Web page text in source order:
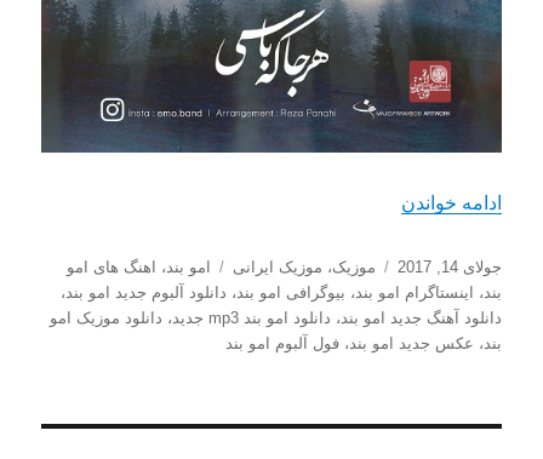
ادامه خواندن
ارسال
شده
در
جولای 14, 2017 دسته‌ها
موزیک، موزیک ایرانی برچسب‌ها
امو بند،
اهنگ های امو
بند، اینستاگرام امو بند، بیوگرافی امو بند، دانلود آلبوم جدید امو بند،
دانلود آهنگ جدید امو بند، دانلود امو بند mp3 جدید ، دانلود موزیک امو
بند، عکس جدید امو بند،فول آلبوم امو بند